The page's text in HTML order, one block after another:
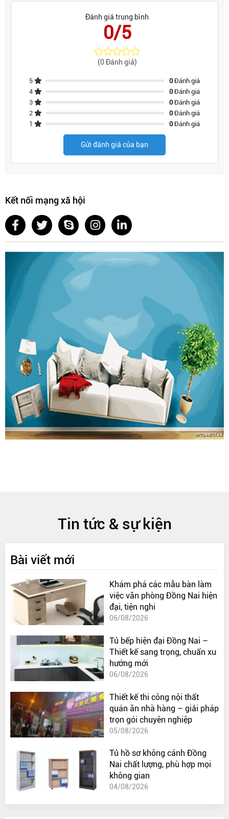
Đánh giá trung bình
0/5
(0 Đánh giá)
5 0Đánh giá
4
0Đánh giá
3
0Đánh giá
2
0Đánh giá
1
0Đánh giá
Gửi đánh giá của bạn
Kết nối mạng xã hội
Tin tức & sự kiện
Bài viết mới
Khám phá các mẫu bàn làm
việc văn phòng Đồng Nai hiện
đại, tiện nghi
06/08/2026
Tủ bếp hiện đại Đồng Nai –
Thiết kế sang trọng, chuẩn xu
hướng mới
06/08/2026
Thiết kế thi công nội thất
quán ăn nhà hàng – giải pháp
trọn gói chuyên nghiệp
05/08/2026
Tủ hồ sơ không cánh Đồng
Nai chất lượng, phù hợp mọi
không gian
04/08/2026